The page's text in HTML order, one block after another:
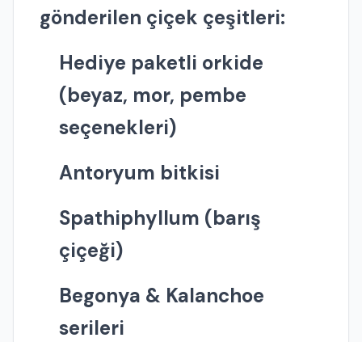
gönderilen çiçek çeşitleri:
Hediye paketli orkide
(beyaz, mor, pembe
seçenekleri)
Antoryum bitkisi
Spathiphyllum (barış
çiçeği)
Begonya & Kalanchoe
serileri